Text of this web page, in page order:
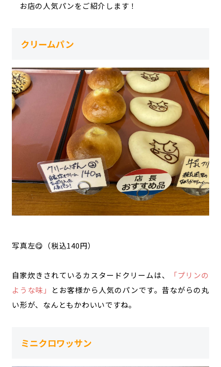
お店の人気パンをご紹介します！
クリームパン
写真左😋（税込140円）
自家炊きされているカスタードクリームは、
「プリンの
ような味」
とお客様から人気のパンです。昔ながらの丸
い形が、なんともかわいいですね。
ミニクロワッサン